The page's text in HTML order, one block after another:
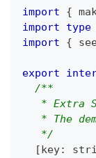
import {
import
type
import
{
export
/**
* Extra
* The
   */
[ key: